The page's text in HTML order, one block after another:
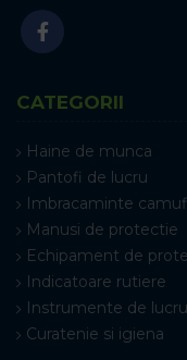
CATEGORII
Haine de munca
Pantofi de lucru
Imbracaminte
Manusi de protectie
Echipament de
Indicatoare rutiere
Instrumente de lucru
Curatenie si igiena